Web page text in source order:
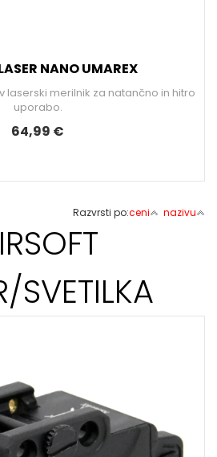
NANO UMAREX
laserski merilnik za natančno in hitro
uporabo.
64,99 €
Razvrsti po:ceni nazivu
SVETILKA